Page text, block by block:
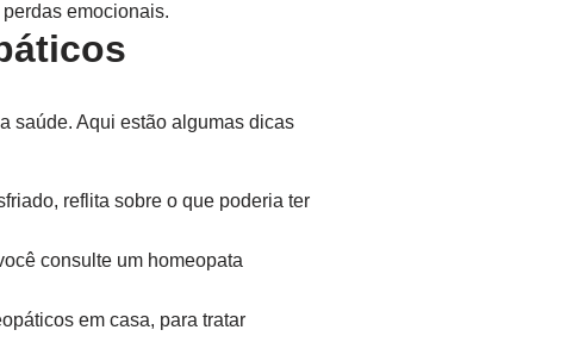
emocionais.
saúde. Aqui estão algumas dicas
reflita sobre o que poderia ter
consulte um homeopata
em casa, para tratar